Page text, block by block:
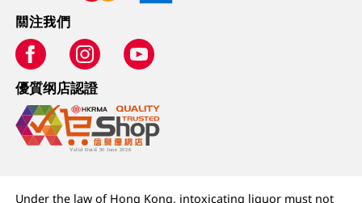
關注我們
優質纲店認證
Under the law of Hong Kong, intoxicating liquor must not